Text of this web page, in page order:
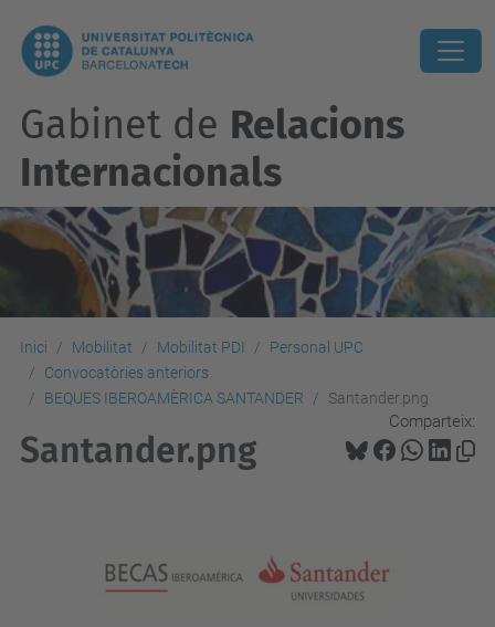
Gabinet de Relacions
Internacionals
Inici Mobilitat Mobilitat PDI
Personal UPC
Convocatòries anteriors
BEQUES IBEROAMÈRICA SANTANDER
Santander.png
Comparteix:
Santander.png